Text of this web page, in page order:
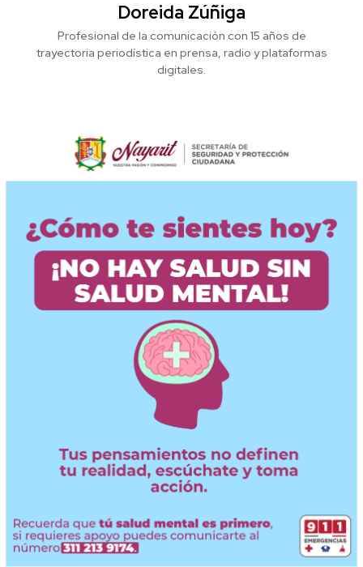
Doreida Zúñiga
Profesional de la comunicación con 15 años de
trayectoria periodística en prensa, radio y plataformas
digitales.